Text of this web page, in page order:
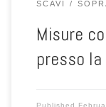
SCAVI
Misure
presso
Published